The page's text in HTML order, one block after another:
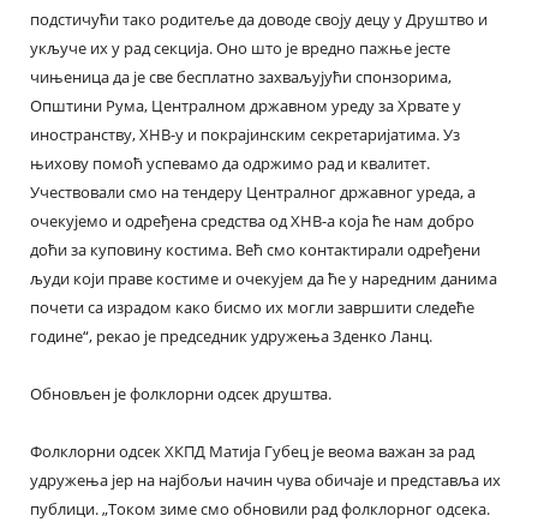
подстичући тако родитеље да доводе своју децу у Друштво и
укључе их у рад секција. Оно што је вредно пажње јесте
чињеница да је све бесплатно захваљујући спонзорима,
Општини Рума, Централном државном уреду за Хрвате у
иностранству, ХНВ-у и покрајинским секретаријатима. Уз
њихову помоћ успевамо да одржимо рад и квалитет.
Учествовали смо на тендеру Централног државног уреда, а
очекујемо и одређена средства од ХНВ-а која ће нам добро
доћи за куповину костима. Већ смо контактирали одређени
људи који праве костиме и очекујем да ће у наредним данима
почети са израдом како бисмо их могли завршити следеће
године“, рекао је председник удружења Зденко Ланц.
Обновљен је фолклорни одсек друштва.
Фолклорни одсек ХКПД Матија Губец је веома важан за рад
удружења јер на најбољи начин чува обичаје и представља их
публици. „Током зиме смо обновили рад фолклорног одсека.